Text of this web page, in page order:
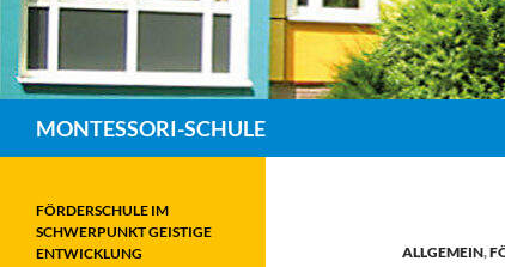
MONTESSORI-SCHULE
ALLGEMEIN,
FÖRDERSCHULE IM
SCHWERPUNKT GEISTIGE
ENTWICKLUNG